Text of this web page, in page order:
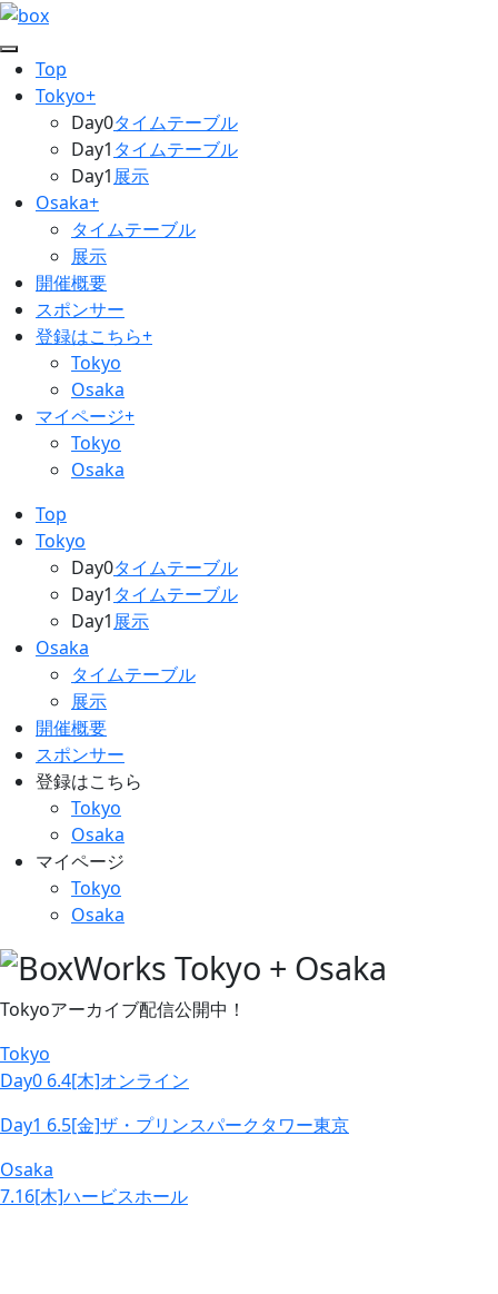
Top
Tokyo+
Day0タイムテーブル
Day1 タイムテーブル
Day1展示
Osaka+
タイムテーブル
展示
開催概要
スポンサー
登録はこちら+
Tokyo
Osaka
マイページ+
Tokyo
Osaka
Top
Tokyo
Day0タイムテーブル
Day1 タイムテーブル
Day1展示
Osaka
タイムテーブル
展示
開催概要
スポンサー
登録はこちら
Tokyo
Osaka
マイページ
Tokyo
Osaka
Tokyoアーカイブ配信公開中！
Tokyo
Day0 6.4[木]オンライン
Day1 6.5[金]ザ・プリンスパークタワー東京
Osaka
7.16[木]ハービスホール